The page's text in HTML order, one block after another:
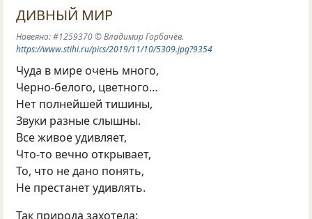
ДИВНЫЙ МИР
Навеяно: #1259370 © Владимир Горбачёв.
https://www.stihi.ru/pics/2019/11/10/5309.jpg?9354
Чуда в мире очень много,
Черно-белого, цветного…
Нет полнейшей тишины,
Звуки разные слышны.
Все живое удивляет,
Что-то вечно открывает,
То, что не дано понять,
Не престанет удивлять.
Так природа захотела: